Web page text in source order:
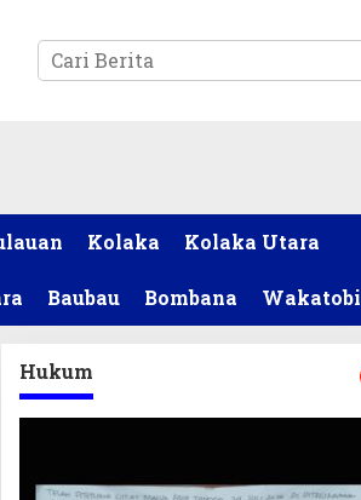
Kolaka Kolaka Utara
Baubau Bombana Wakatobi
Hukum